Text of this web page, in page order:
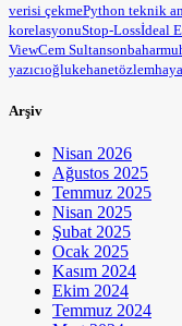
verisi çekmePython teknik
korelasyonuStop-Lossİdeal
ViewCem Sultansonbahar
yazıcıoğlukehanetözlem
Arşiv
Nisan 2026
Ağustos 2025
Temmuz 2025
Nisan 2025
Şubat 2025
Ocak 2025
Kasım 2024
Ekim 2024
Temmuz 2024